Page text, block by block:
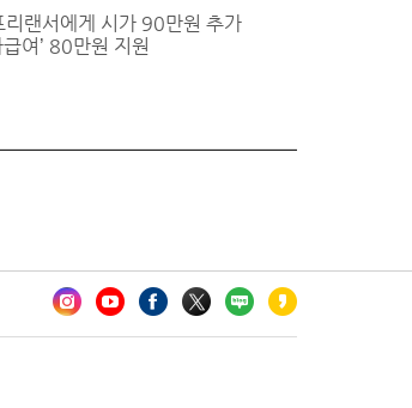
랜서에게 시가 90만원 추가
여’ 80만원 지원